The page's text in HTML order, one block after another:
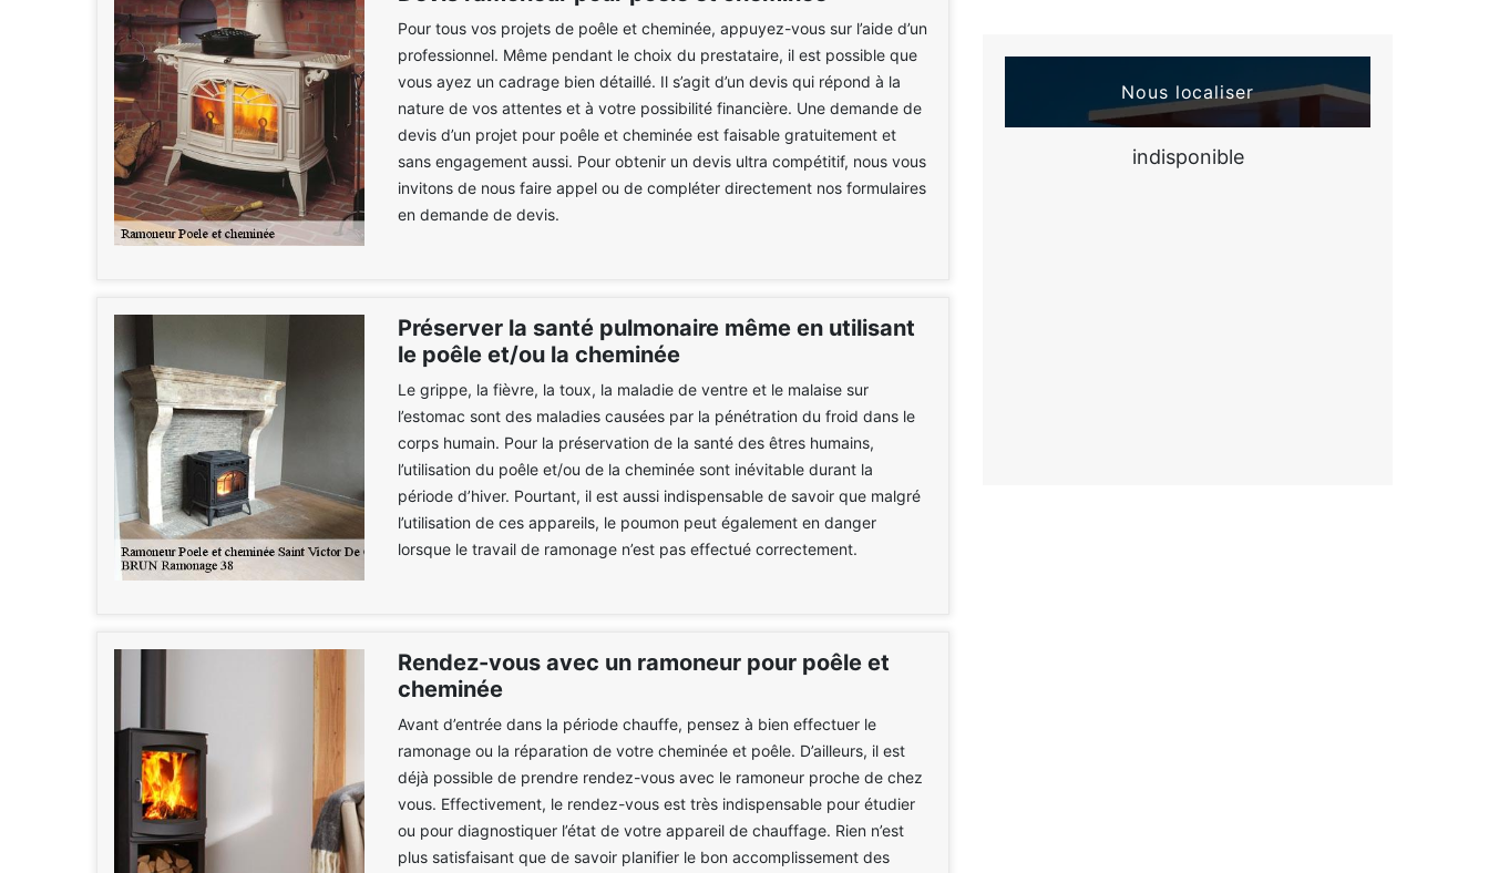
Pour tous vos projets de poêle et cheminée, appuyez-vous sur l’aide d’un
professionnel. Même pendant le choix du prestataire, il est possible que
vous ayez un cadrage bien détaillé. Il s’agit d’un devis qui répond à la
nature de vos attentes et à votre possibilité financière. Une demande de
devis d’un projet pour poêle et cheminée est faisable gratuitement et
sans engagement aussi. Pour obtenir un devis ultra compétitif, nous vous
invitons de nous faire appel ou de compléter directement nos formulaires
en demande de devis.
Préserver la santé pulmonaire même en utilisant
le poêle et/ou la cheminée
Le grippe, la fièvre, la toux, la maladie de ventre et le malaise sur
l’estomac sont des maladies causées par la pénétration du froid dans le
corps humain. Pour la préservation de la santé des êtres humains,
l’utilisation du poêle et/ou de la cheminée sont inévitable durant la
période d’hiver. Pourtant, il est aussi indispensable de savoir que malgré
l’utilisation de ces appareils, le poumon peut également en danger
lorsque le travail de ramonage n’est pas effectué correctement.
Rendez-vous avec un ramoneur pour poêle et
cheminée
Avant d’entrée dans la période chauffe, pensez à bien effectuer le
ramonage ou la réparation de votre cheminée et poêle. D’ailleurs, il est
déjà possible de prendre rendez-vous avec le ramoneur proche de chez
vous. Effectivement, le rendez-vous est très indispensable pour étudier
ou pour diagnostiquer l’état de votre appareil de chauffage. Rien n’est
plus satisfaisant que de savoir planifier le bon accomplissement des
Nous localiser
indisponible